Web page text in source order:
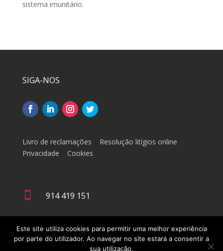
sistema imunitário.
SIGA-NOS
Livro de reclamações
Resolução litígios online
Privacidade
Cookies
 914 419 151
Este site utiliza cookies para permitir uma melhor experiência
por parte do utilizador. Ao navegar no site estará a consentir a
sua utilização.